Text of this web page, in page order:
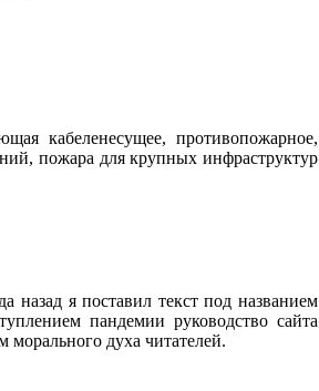
кабеленесущее, противопожарное,
пожара для крупных инфраструктур
назад я поставил текст под названием
пандемии руководство сайта
духа читателей.